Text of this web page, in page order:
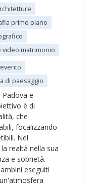
primo piano
video matrimonio
di paesaggio
e
è di
che
focalizzando
Nel
realtà nella sua
e sobrietà.
eseguiti